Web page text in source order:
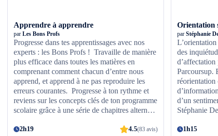
Apprendre à apprendre
par Les Bons Profs
Progresse dans tes apprentissages avec nos
experts : les Bons Profs ! Travaille de manière
plus efficace dans toutes les matières en
comprenant comment chacun d’entre nous
apprend, et apprend à ne pas reproduire les
erreurs courantes. Progresse à ton rythme et
reviens sur les concepts clés de ton programme
scolaire grâce à une série de chapitres alternant
niveau à la fin du cours avec un quiz global
2h19 4.5(83 avis)
Orientation
par Stéphanie
L’orientation
des
Parcoursup.
réorientation
d’un
Stéphanie
étapes clés
1h15